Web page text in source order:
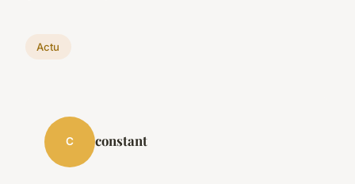
Actu
C constant